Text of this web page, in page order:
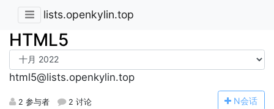
lists.openkylin.top
HTML5
html5@lists.openkylin.top
2 参与者 2 讨论 N会话